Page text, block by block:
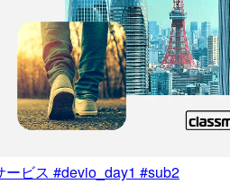
ービス #devio_day1 #sub2